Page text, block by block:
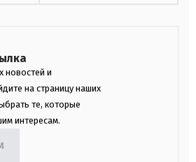
новостей и
на страницу наших
те, которые
интересам.